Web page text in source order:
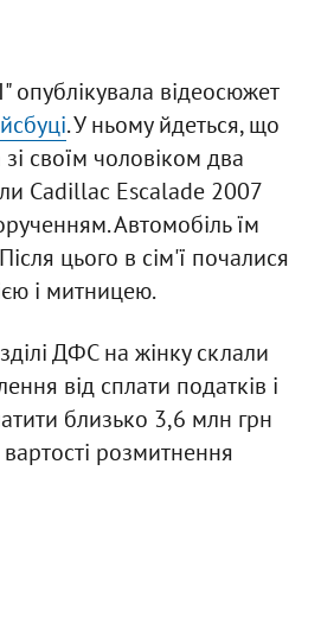
опублікувала відеосюжет
. У ньому йдеться, що
своїм чоловіком два
Cadillac Escalade 2007
Автомобіль їм
цього в сім'ї почалися
і митницею.
ДФС на жінку склали
від сплати податків і
близько 3,6 млн грн
розмитнення